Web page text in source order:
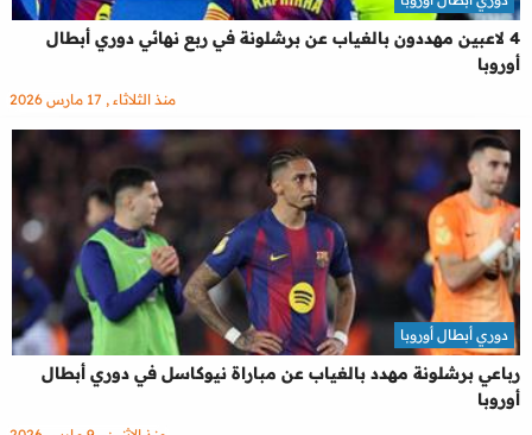
4 لاعبين مهددون بالغياب عن برشلونة في ربع نهائي دوري أبطال
أوروبا
منذ الثلاثاء , 17 مارس 2026
رباعي برشلونة مهدد بالغياب عن مباراة نيوكاسل في دوري أبطال
أوروبا
دوري أبطال أوروبا